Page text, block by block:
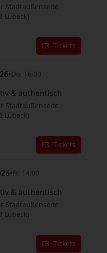
Stadtaußenseite
Lübeck)
Tickets
•Do. 16:00
& authentisch
Stadtaußenseite
Lübeck)
Tickets
•Fr. 14:00
& authentisch
Stadtaußenseite
Lübeck)
Tickets